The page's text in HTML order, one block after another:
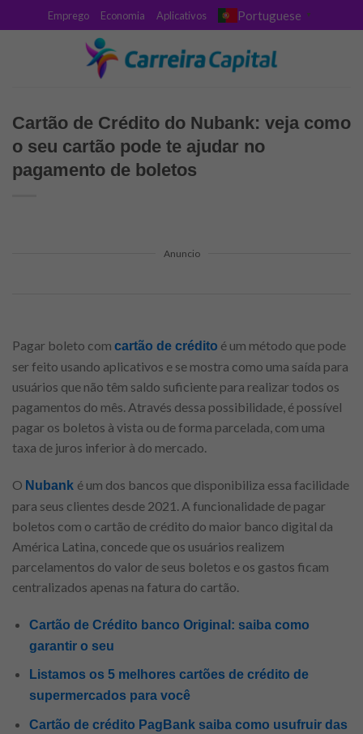
to
Emprego Economia Aplicativos Portuguese ▼
Cartão de Crédito do Nubank: veja como
o seu cartão pode te ajudar no
pagamento de boletos
Anuncio
Pagar boleto com cartão de crédito é um método que pode
ser feito usando aplicativos e se mostra como uma saída para
usuários que não têm saldo suficiente para realizar todos os
pagamentos do mês. Através dessa possibilidade, é possível
pagar os boletos à vista ou de forma parcelada, com uma
taxa de juros inferior à do mercado.
O Nubank é um dos bancos que disponibiliza essa facilidade
para seus clientes desde 2021. A funcionalidade de pagar
boletos com o cartão de crédito do maior banco digital da
América Latina, concede que os usuários realizem
parcelamentos do valor de seus boletos e os gastos ficam
centralizados apenas na fatura do cartão.
Cartão de Crédito banco Original: saiba como
garantir o seu
Listamos os 5 melhores cartões de crédito de
supermercados para você
Cartão de crédito PagBank saiba como usufruir das